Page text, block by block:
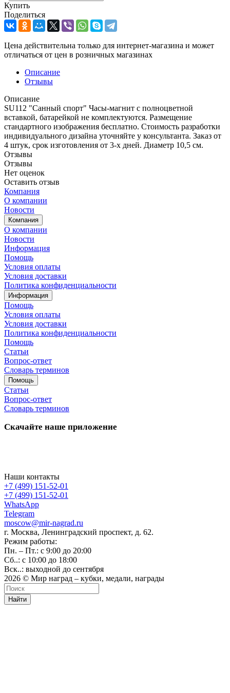
Купить
Поделиться
Цена действительна только для интернет-магазина и может
отличаться от цен в розничных магазинах
Описание
Отзывы
Описание
SU112 "Санный спорт" Часы-магнит с полноцветной
вставкой, батарейкой не комплектуются. Размещение
стандартного изображения бесплатно. Стоимость разработки
индивидуального дизайна уточняйте у консультанта. Заказ от
4 штук, срок изготовления от 3-х дней. Диаметр 10,5 см.
Отзывы
Отзывы
Нет оценок
Оставить отзыв
Компания
О компании
Новости
Компания
О компании
Новости
Информация
Помощь
Условия оплаты
Условия доставки
Политика конфиденциальности
Информация
Помощь
Условия оплаты
Условия доставки
Политика конфиденциальности
Помощь
Статьи
Вопрос-ответ
Словарь терминов
Помощь
Статьи
Вопрос-ответ
Словарь терминов
Скачайте наше приложение
Наши контакты
+7 (499) 151-52-01
+7 (499) 151-52-01
WhatsApp
Telegram
moscow@mir-nagrad.ru
г. Москва, Ленинградский проспект, д. 62.
Режим работы:
Пн. – Пт.: с 9:00 до 20:00
Сб..: с 10:00 до 18:00
Вск..: выходной до сентября
2026 © Мир наград – кубки, медали, награды
Найти